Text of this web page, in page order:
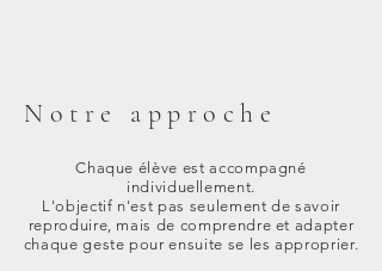
Notre approche
Chaque élève est accompagné
individuellement.
L'objectif n'est pas seulement de savoir
reproduire, mais de comprendre et adapter
chaque geste pour ensuite se les approprier.